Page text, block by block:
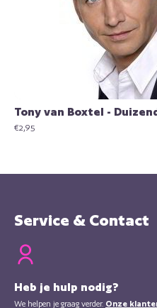
Tony van Boxtel -
€2,95
Service & Contact
Heb je hulp nodig?
We helpen je graag verder. Onze